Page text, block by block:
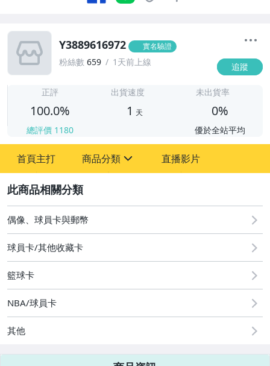
Y3889616972 實名驗證
粉絲數 659 1天前上線 追蹤
正評
100.0%
總評價 1180
出貨速度
1 天
未出貨率
0%
優於全站平均
首頁主打 商品分類
偶像、球員卡與郵幣
直播影片
偶像、球員卡與郵幣
球員卡/其他收藏卡
籃球卡
NBA/球員卡
其他